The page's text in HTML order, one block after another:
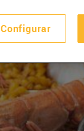
Configurar